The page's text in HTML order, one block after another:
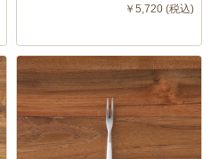
￥5,720 (税込)